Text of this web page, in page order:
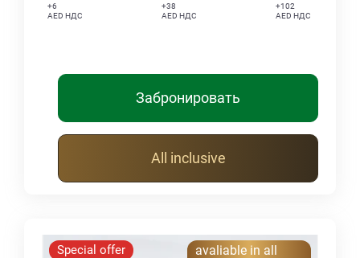
+6
AED НДС
+38
AED НДС
+102
AED НДС
Забронировать
All inclusive
Special offer
avaliable in all